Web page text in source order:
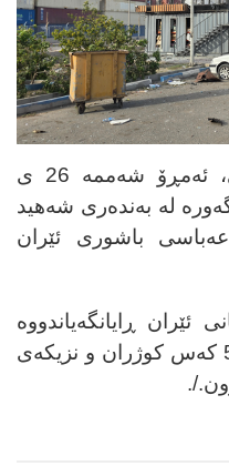
بە پێی ڕاپۆرتی جام کوردی، ئەمڕۆ شەممە 26 ی
گەورە لە بەندەری شەهید
باشوری ئێران
ئێران ڕایانگەیاندووە
کە لە ئاکامی ئەو تەقینەوەدا 5 کەس کوژران و نزیکەی